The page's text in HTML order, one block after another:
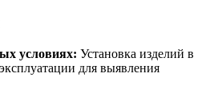
условиях: Установка изделий в
для выявления